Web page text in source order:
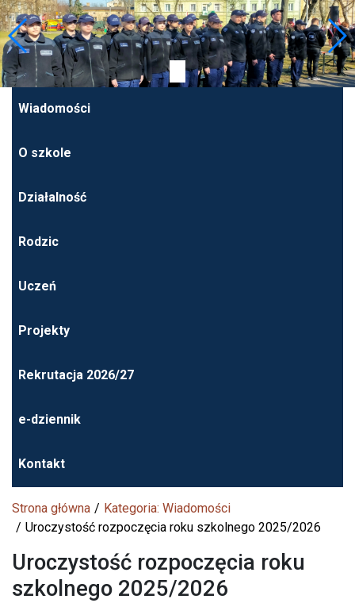
Wiadomości
O szkole
Działalność
Rodzic
Uczeń
Projekty
Rekrutacja 2026/27
e-dziennik
Kontakt
Strona główna
Kategoria: Wiadomości
Uroczystość rozpoczęcia roku szkolnego 2025/2026
Uroczystość rozpoczęcia roku
szkolnego 2025/2026